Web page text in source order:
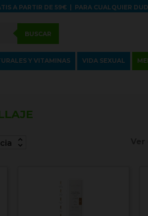
A PARTIR DE 59€| PARA CUALQUIER
BUSCAR
Y VITAMINAS VIDA SEXUAL
unfold_more